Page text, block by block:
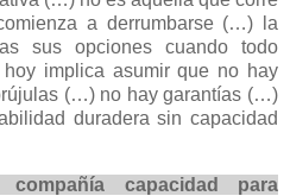
a derrumbarse (…) la
sus opciones cuando todo
implica asumir que no hay
(…) no hay garantías (…)
duradera sin capacidad
compañía capacidad para